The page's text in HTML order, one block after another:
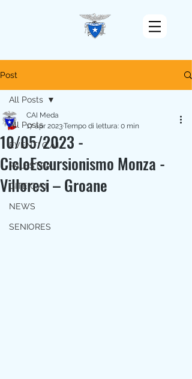
Post
All Posts
EVENTI C.A.I.
PALESTRA
GITE C.A.I.
NEWS
SENIORES
All Posts
10/05/2023 -
CicloEscursionismo Monza -
Villoresi – Groane
CAI Meda
17 apr 2023Tempo di lettura: 0 min